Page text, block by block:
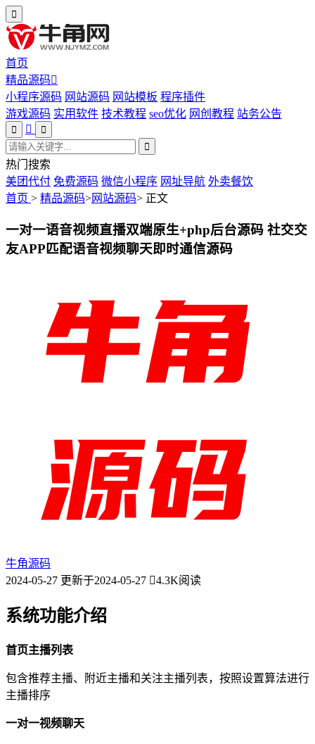
首页
精品源码
小程序源码 网站源码 网站模板 程序插件
游戏源码 实用软件 技术教程 seo优化 网创教程 站务公告
热门搜索
美团代付 免费源码 微信小程序 网址导航 外卖餐饮
首页 > 精品源码>网站源码> 正文
一对一语音视频直播双端原生+php后台源码 社交交
友APP匹配语音视频聊天即时通信源码
牛角源码
2024-05-27 更新于2024-05-27 4.3K阅读
系统功能介绍
首页主播列表
包含推荐主播、附近主播和关注主播列表，按照设置算法进行
主播排序
一对一视频聊天